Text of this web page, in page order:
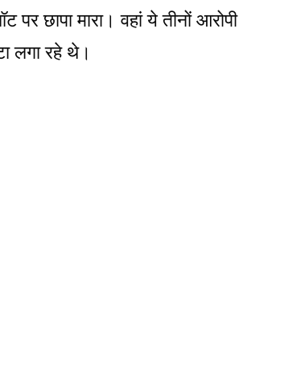
छापा मारा। वहां ये तीनों आरोपी
लगा रहे थे।